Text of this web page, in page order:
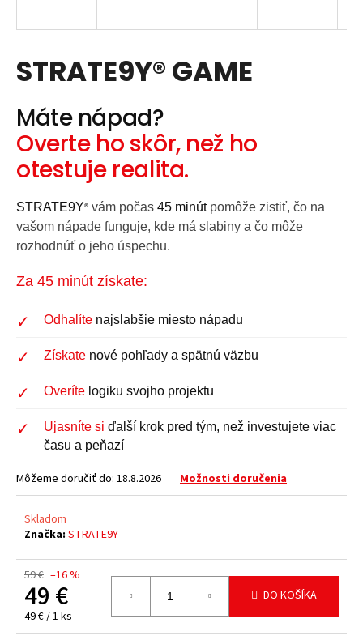
STRATE9Y® GAME
Máte nápad?
Overte ho skôr, než ho
otestuje realita.
STRATE9Y® vám počas 45 minútpomôže zistiť, čo na
vašom nápade funguje, kde má slabiny a čo môže
rozhodnúť o jeho úspechu.
Za 45 minút získate:
Odhalíte najslabšie miesto nápadu
Získate nové pohľady a spätnú väzbu
Overíte logiku svojho projektu
Ujasníte si ďalší krok pred tým, než investujete viac
času a peňazí
Môžeme doručiť do: 18.8.2026 Možnosti doručenia
Skladom
Značka: STRATE9Y
59 € –16 %
49 €
Jednotková
cena:
49 € / 1 ks
DO KOŠÍKA
s
ť
?